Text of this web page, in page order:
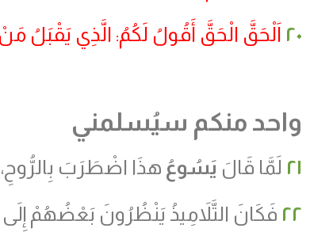
٢٠ اَلْحَقَّ الْحَقَّ أَقُولُ لَكُمُ: الَّذِي يَقْبَلُ مَنْ
واحد منكم سيُسلمني
٢١ لَمَّا قَالَ يَسُوعُ هذَا اضْطَرَبَ
٢٢ فَكَانَ التَّلاَمِيذُ يَنْظُرُونَ بَعْضُهُمْ